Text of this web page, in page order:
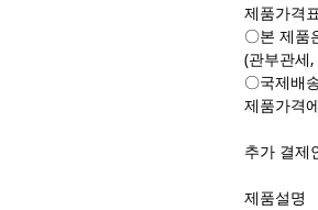
제품가격
〇본 제품
(관부관세
〇국제배
제품가격에
추가 결제
제품설명